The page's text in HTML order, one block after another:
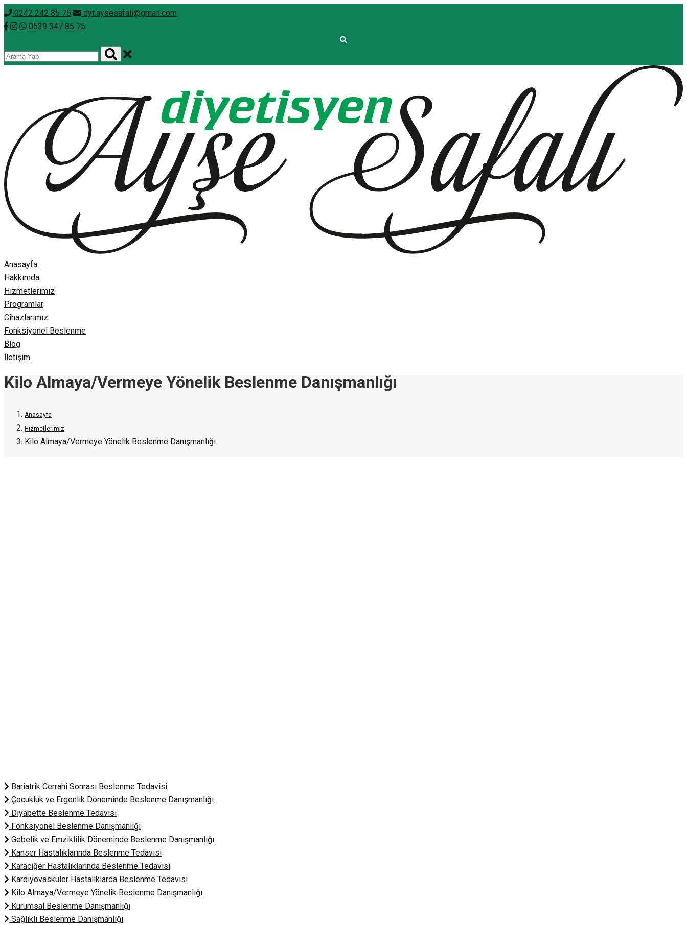
0242 242 85 75
dyt.aysesafali@gmail.com
0539 347 85 75
Anasayfa
Hakkımda
Hizmetlerimiz
Programlar
Cihazlarımız
Fonksiyonel Beslenme
Blog
İletişim
Kilo Almaya/Vermeye Yönelik Beslenme Danışmanlığı
Anasayfa
Hizmetlerimiz
Kilo Almaya/Vermeye Yönelik Beslenme Danışmanlığı
Bariatrik Cerrahi Sonrası Beslenme Tedavisi
Çocukluk ve Ergenlik Döneminde Beslenme Danışmanlığı
Diyabette Beslenme Tedavisi
Fonksiyonel Beslenme Danışmanlığı
Gebelik ve Emziklilik Döneminde Beslenme Danışmanlığı
Kanser Hastalıklarında Beslenme Tedavisi
Karaciğer Hastalıklarında Beslenme Tedavisi
Kardiyovasküler Hastalıklarda Beslenme Tedavisi
Kilo Almaya/Vermeye Yönelik Beslenme Danışmanlığı
Kurumsal Beslenme Danışmanlığı
Sağlıklı Beslenme Danışmanlığı